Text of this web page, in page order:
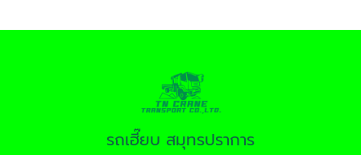
รถเฮี๊ยบ สมุทรปราการ